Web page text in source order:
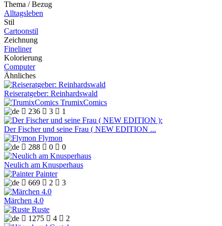
Thema / Bezug
Alltagsleben
Stil
Cartoonstil
Zeichnung
Fineliner
Kolorierung
Computer
Ähnliches
Reiseratgeber: Reinhardswald
TrumixComics
 236  3  1
Der Fischer und seine Frau ( NEW EDITION ...
Flymon
 288  0  0
Neulich am Knusperhaus
Painter
 669  2  3
Märchen 4.0
Ruste
 1275  4  2